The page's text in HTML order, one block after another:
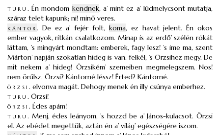
turu .Én mondom kendnek, a’ mint ez a’ lúdmelycsont mutatja,
száraz telet kapunk; ni! minő veres.
kántor. De ez a’ fejér folt, koma, ez havat jelent. Én okos
ember vagyok, ritkán csalatkozom. Minap is az erdő’ szélén rókát
láttam, ’s mingyárt mondtam: emberek, fagy lesz! ’s ime ma, szent
Márton’ napján szokatlan hideg is van. felkél, ’s Örzsihez megy. De
mit nekem a’ hideg! Örzsikém’ szemeiben megmelegszem. Nos!
nem örűlsz, Örzsi? Kántorné léssz! Érted? Kántorné.
örzsi . elvonva magát. Dehogy menek én illy csúnya emberhez.
turu . Örzsi!
örzsi . Édes apám!
turu . Menj, édes leányom, ’s hozzd be a’ János-kulacsot. Örzsi
el. Az ebédet megettük, aztán én a’ világ’ egészségére iszom.